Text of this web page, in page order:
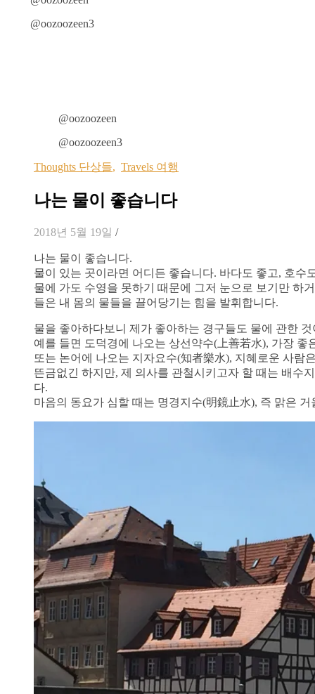
@oozoozeen3
@oozoozeen
@oozoozeen3
Thoughts 단상들, Travels 여행
나는 물이 좋습니다
2018년 5월 19일 /
나는 물이 좋습니다.
물이 있는 곳이라면 어디든 좋습니다. 바다도 좋고, 호수
물에 가도 수영을 못하기 때문에 그저 눈으로 보기만 하
들은 내 몸의 물들을 끌어당기는 힘을 발휘합니다.
물을 좋아하다보니 제가 좋아하는 경구들도 물에 관한 것
예를 들면 도덕경에 나오는 상선약수(上善若水), 가장 좋
또는 논어에 나오는 지자요수(知者樂水), 지혜로운 사람
뜬금없긴 하지만, 제 의사를 관철시키고자 할 때는 배수
다.
마음의 동요가 심할 때는 명경지수(明鏡止水), 즉 맑은